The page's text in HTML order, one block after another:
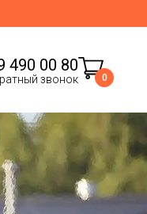
490 00 80
звонок 0